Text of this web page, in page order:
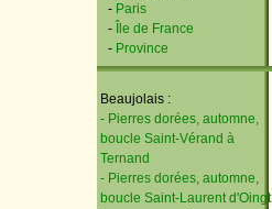
- Paris
-
Île de France
- Province
Beaujolais :
- Pierres dorées, automne,
boucle Saint-Vérand à
Ternand
- Pierres dorées, automne,
boucle Saint-Laurent d'Oingt